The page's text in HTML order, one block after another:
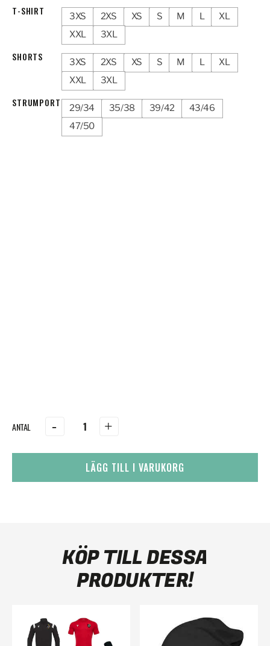
T-SHIRT 3XS 2XS XS S M L
XL
XXL
3XL
SHORTS 3XS 2XS XS S M L
XL
XXL
3XL
STRUMPORT 29/34 35/38 39/42
43/46
47/50
- +
LÄGG TILL I VARUKORG
KÖP TILL DESSA
PRODUKTER!